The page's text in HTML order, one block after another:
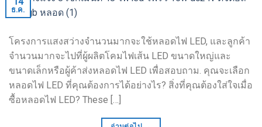
ธ.ค.
โครงการแสงสว่างจำนวนมากจะใช้หลอดไฟ LED, และลูกค้า
จำนวนมากจะไปที่ผู้ผลิตโคมไฟเส้น LED ขนาดใหญ่และ
ขนาดเล็กหรือผู้ค้าส่งหลอดไฟ LED เพื่อสอบถาม. คุณจะเลือก
หลอดไฟ LED ที่คุณต้องการได้อย่างไร? สิ่งที่คุณต้องใส่ใจเมื่อ
ซื้อหลอดไฟ LED? These […]